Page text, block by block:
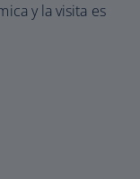
y la visita es